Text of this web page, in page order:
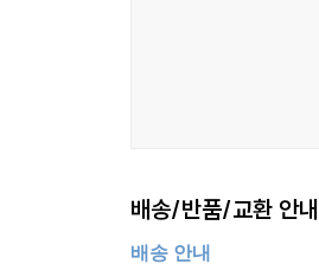
배송/반품/교환 안내
배송 안내